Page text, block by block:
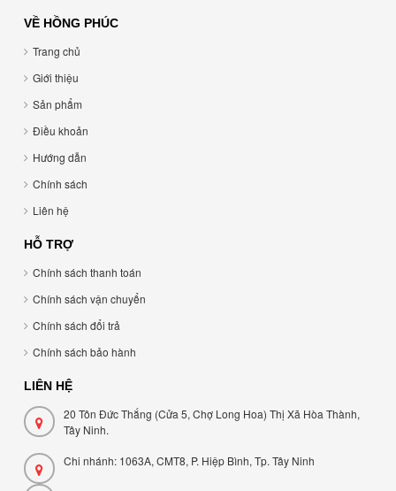
VỀ HỒNG PHÚC
Trang chủ
Giới thiệu
Sản phẩm
Điều khoản
Hướng dẫn
Chính sách
Liên hệ
HỖ TRỢ
Chính sách thanh toán
Chính sách vận chuyển
Chính sách đổi trả
Chính sách bảo hành
LIÊN HỆ
20 Tôn Đức Thắng (Cửa 5, Chợ Long Hoa) Thị Xã Hòa Thành,
Tây Ninh.
Chi nhánh: 1063A, CMT8, P. Hiệp Bình, Tp. Tây Ninh